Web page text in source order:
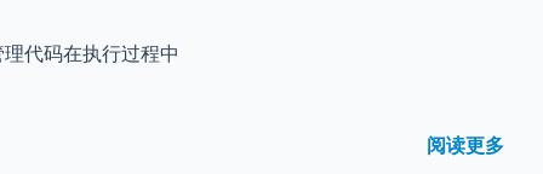
代码在执行过程中
阅读更多